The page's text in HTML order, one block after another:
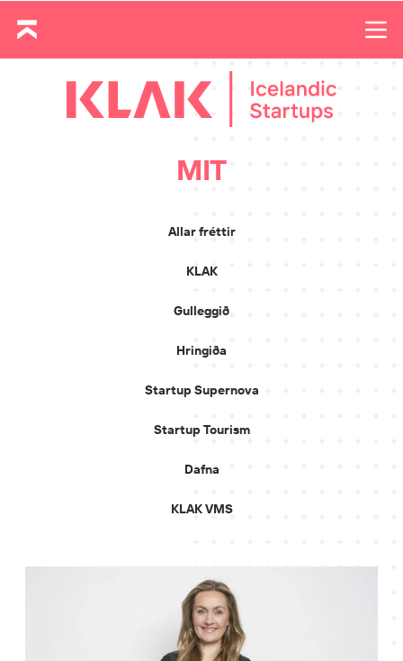
MIT
Allar fréttir
KLAK
Gulleggið
Hringiða
Startup Supernova
Startup Tourism
Dafna
KLAK VMS